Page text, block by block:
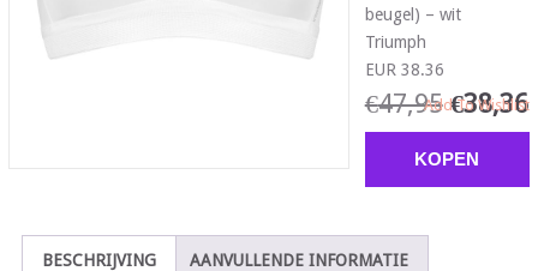
beugel) – wit
Triumph
EUR 38.36
€47,95 €38,36
KOPEN
Add To Wishlist
BESCHRIJVING AANVULLENDE INFORMATIE